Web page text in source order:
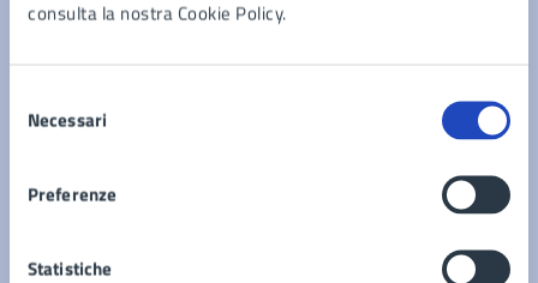
consulta la nostra Cookie Policy.
delNecessari
Preferenze
Statistiche
Elenco Beni Confiscati